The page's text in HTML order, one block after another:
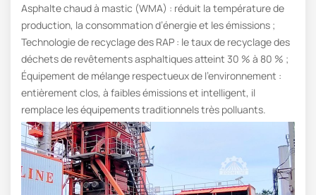
Asphalte chaud à mastic (WMA) : réduit la température de
production, la consommation d’énergie et les émissions ;
Technologie de recyclage des RAP : le taux de recyclage des
déchets de revêtements asphaltiques atteint 30 % à 80 % ;
Équipement de mélange respectueux de l'environnement :
entièrement clos, à faibles émissions et intelligent, il
remplace les équipements traditionnels très polluants.